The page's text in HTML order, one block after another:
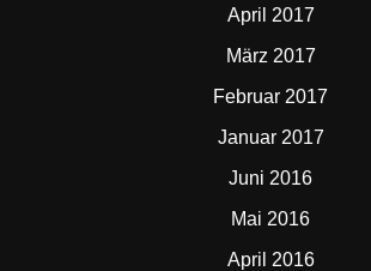
April 2017
März 2017
Februar 2017
Januar 2017
Juni 2016
Mai 2016
April 2016